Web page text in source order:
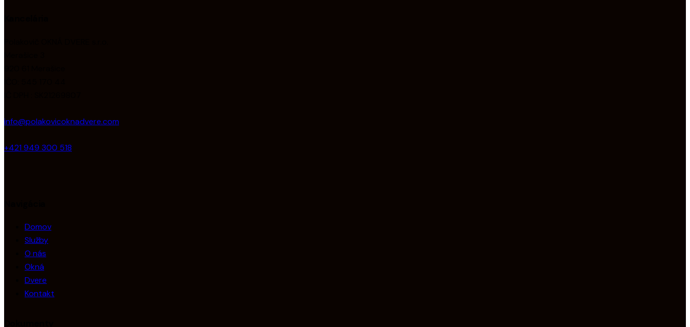
info@polakovicoknadvere.com
+421 949 300 518
Domov
Služby
O nás
Okná
Dvere
Kontakt